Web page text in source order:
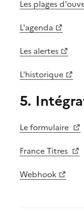
Les plages
L'agenda
Les alertes
L'historique
5.
Le formulaire
France Titres
Webhook